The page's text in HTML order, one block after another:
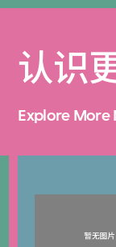
认识
Explore More